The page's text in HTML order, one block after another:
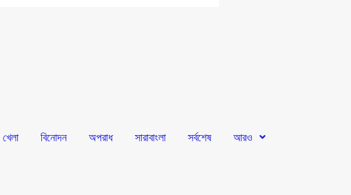
খেলা বিনোদন অপরাধ সারাবাংলা সর্বশেষ আরও